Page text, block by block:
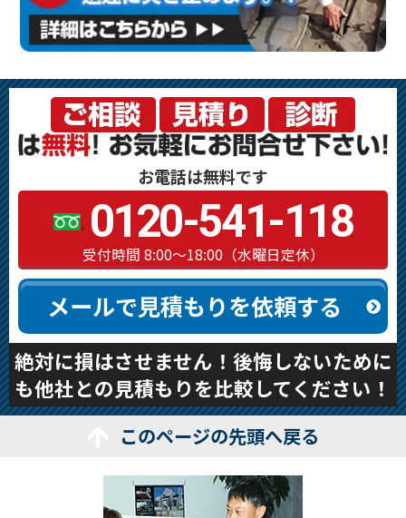
お電話は無料です
0120-541-118
受付時間 8:00～18:00（水曜日定休）
メールで見積もりを依頼する
絶対に損はさせません！後悔しないために
も他社との見積もりを比較してください！
このページの先頭へ戻る